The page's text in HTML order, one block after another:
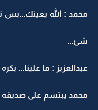
محمد : الله يعينك...بس
شئ...
عبدالعزيز : ما علينا...
محمد يبتسم على صديقه